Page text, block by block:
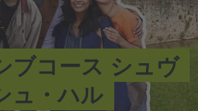
ブコース シュヴ
ュ・ハル